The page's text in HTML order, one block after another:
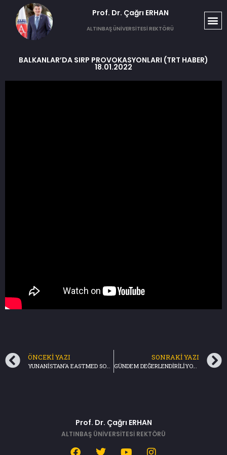
Prof. Dr. Çağrı ERHAN​
ALTINBAŞ ÜNİVERSİTESİ REKTÖRÜ
BALKANLAR’DA SIRP PROVOKASYONLARI (TRT HABER)
18.01.2022
ÖNCEKI YAZI SONRAKI YAZI
GÜNDEM DEĞERLENDİRİLİYOR-Akıl Odası (21.01.2022)
Prof. Dr. Çağrı ERHAN
ALTINBAŞ ÜNİVERSİTESİ REKTÖRÜ